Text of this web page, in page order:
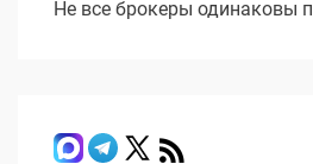
Не все брокеры одинаковы